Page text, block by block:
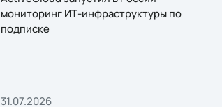
мониторинг ИТ-инфраструктуры по
подписке
31.07.2026